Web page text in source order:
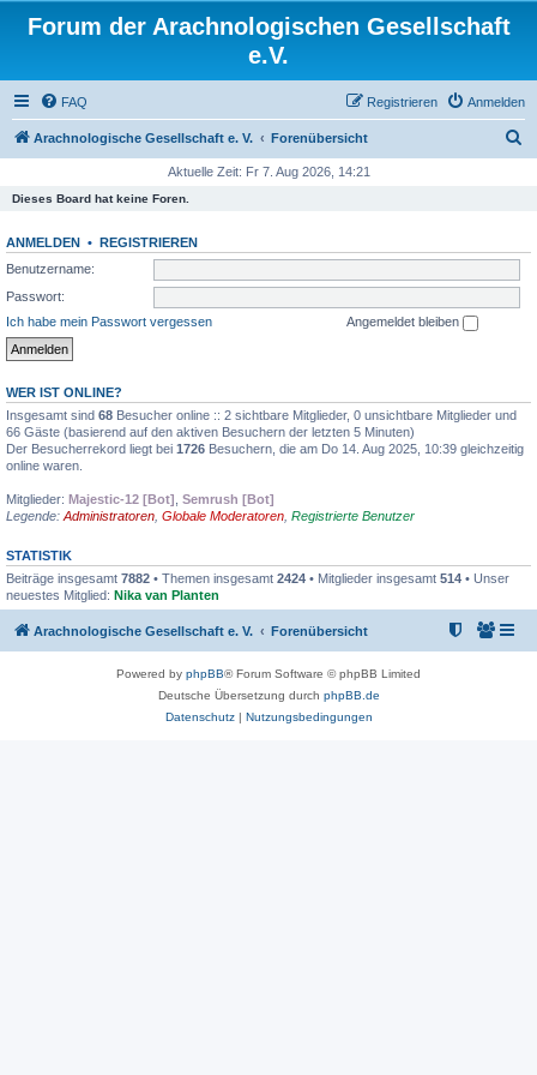
Forum der Arachnologischen Gesellschaft
e.V.
FAQ Anmelden
Registrieren
Arachnologische Gesellschaft e. V. Forenübersicht
e
Aktuelle Zeit: Fr 7. Aug 2026, 14:21
Dieses Board hat keine Foren.
ANMELDEN • REGISTRIEREN
Benutzername:
Passwort:
Ich habe mein Passwort vergessen
Angemeldet bleiben
WER IST ONLINE?
Insgesamt sind 68 Besucher online :: 2 sichtbare Mitglieder, 0 unsichtbare Mitglieder und
66 Gäste (basierend auf den aktiven Besuchern der letzten 5 Minuten)
Der Besucherrekord liegt bei 1726 Besuchern, die am Do 14. Aug 2025, 10:39 gleichzeitig
online waren.
Mitglieder: Majestic-12 [Bot] Semrush [Bot]
Legende: Administratoren Globale Moderatoren Registrierte Benutzer
STATISTIK
Beiträge insgesamt 7882 • Themen insgesamt 2424 • Mitglieder insgesamt 514 • Unser
neuestes Mitglied: Nika van Planten
Arachnologische Gesellschaft e. V. Forenübersicht
Powered by phpBB® Forum Software © phpBB Limited
Deutsche Übersetzung durch phpBB.de
Datenschutz| Nutzungsbedingungen